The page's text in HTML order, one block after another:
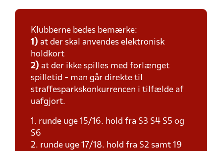
Klubberne bedes bemærke:
1) at der skal anvendes elektronisk
holdkort
2) at der ikke spilles med forlænget
spilletid - man går direkte til
straffesparkskonkurrencen i tilfælde af
uafgjort.
1. runde uge 15/16. hold fra S3 S4 S5 og
S6
2. runde uge 17/18. hold fra S2 samt 19